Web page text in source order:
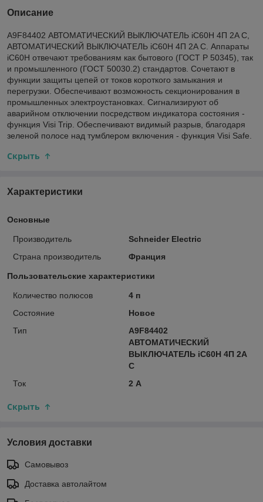
Описание
A9F84402 АВТОМАТИЧЕСКИЙ ВЫКЛЮЧАТЕЛЬ iC60H 4П 2A C,
АВТОМАТИЧЕСКИЙ ВЫКЛЮЧАТЕЛЬ iC60H 4П 2A C. Аппараты
iC60H отвечают требованиям как бытового (ГОСТ Р 50345), так
и промышленного (ГОСТ 50030.2) стандартов. Сочетают в
функции защиты цепей от токов короткого замыкания и
перегрузки. Обеспечивают возможность секционирования в
промышленных электроустановках. Сигнализируют об
аварийном отключении посредством индикатора состояния -
функция Visi Trip. Обеспечивают видимый разрыв, благодаря
зеленой полосе над тумблером включения - функция Visi Safe.
Скрыть
Характеристики
Основные
Производитель
Schneider Electric
Страна производитель
Франция
Пользовательские характеристики
Количество полюсов
4 п
Состояние
Новое
Тип
A9F84402
АВТОМАТИЧЕСКИЙ
ВЫКЛЮЧАТЕЛЬ iC60H 4П 2A
C
Ток
2 А
Скрыть
Условия доставки
Самовывоз
Доставка автолайтом